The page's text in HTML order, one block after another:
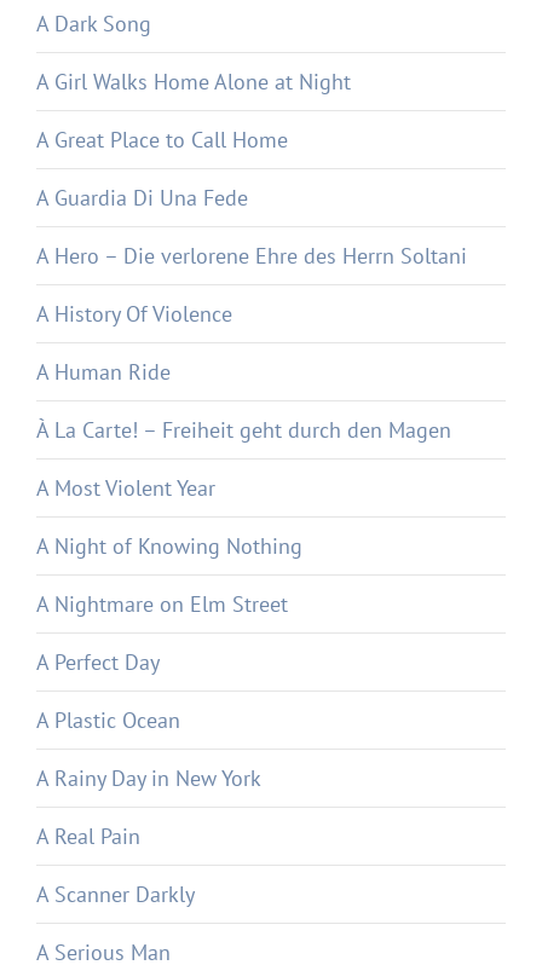
A Dark Song
A Girl Walks Home Alone at Night
A Great Place to Call Home
A Guardia Di Una Fede
A Hero – Die verlorene Ehre des Herrn Soltani
A History Of Violence
A Human Ride
À La Carte! – Freiheit geht durch den Magen
A Most Violent Year
A Night of Knowing Nothing
A Nightmare on Elm Street
A Perfect Day
A Plastic Ocean
A Rainy Day in New York
A Real Pain
A Scanner Darkly
A Serious Man